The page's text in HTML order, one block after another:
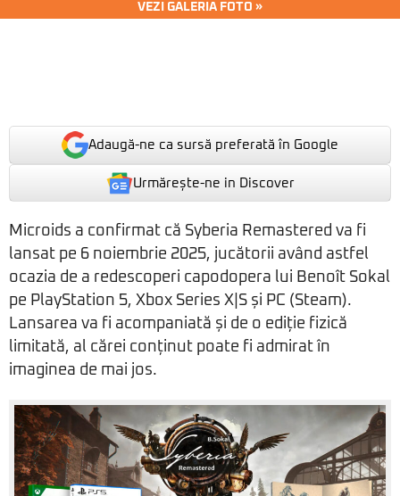
VEZI GALERIA FOTO »
Adaugă-ne ca sursă preferată în Google
Urmărește-ne in Discover
Microids a confirmat că Syberia Remastered va fi
lansat pe 6 noiembrie 2025, jucătorii având astfel
ocazia de a redescoperi capodopera lui Benoît Sokal
pe PlayStation 5, Xbox Series X|S și PC (Steam).
Lansarea va fi acompaniată și de o ediție fizică
limitată, al cărei conținut poate fi admirat în
imaginea de mai jos.